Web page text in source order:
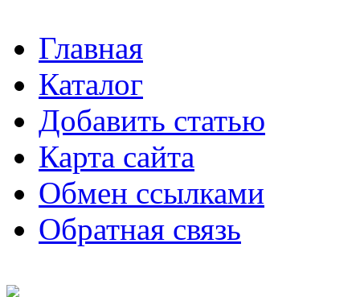
Главная
Каталог
Добавить статью
Карта сайта
Обмен ссылками
Обратная связь